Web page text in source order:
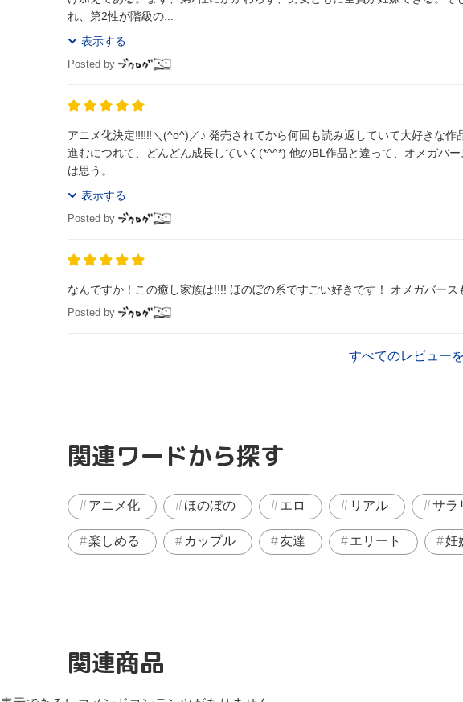
れ、第2性が階級の...
表示する
Posted by
アニメ化決定‼‼‼＼(^o^)／♪ 発売されてから何回も読み返していて大好きな
進むにつれて、どんどん成長していく(*^^*) 他のBL作品と違って、オメガバ
は思う。...
表示する
Posted by
なんですか！この癒し家族は!!!! ほのぼの系ですごい好きです！ オメガバー
Posted by
すべてのレビュー
関連ワードから探す
アニメ化 ほのぼの エロ リアル サラ
楽しめる カップル 友達 エリート 妊
関連商品